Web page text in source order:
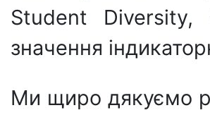
Student Diversity,
значення
Ми щиро дякуємо